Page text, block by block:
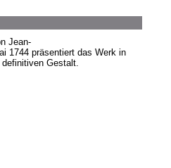
Jean-
1744 präsentiert das Werk in
Gestalt.